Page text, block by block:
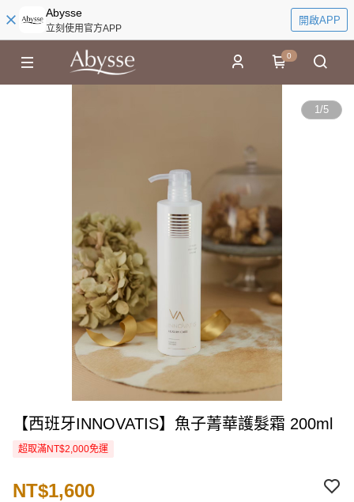
Abysse
立刻使用官方APP
開啟APP
0
1/5
【西班牙INNOVATIS】魚子菁華護髮霜 200ml
超取滿NT$2,000免運
NT$1,600